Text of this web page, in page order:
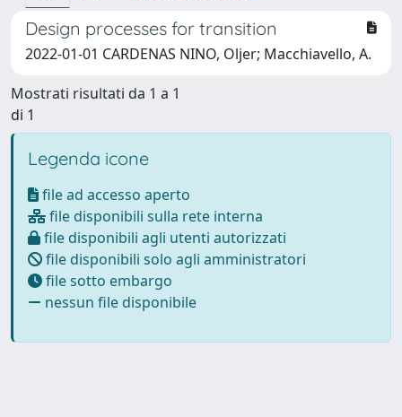
Design processes for transition
2022-01-01 CARDENAS NINO, Oljer; Macchiavello, A.
Mostrati risultati da 1 a 1
di 1
Legenda icone
file ad accesso aperto
file disponibili sulla rete interna
file disponibili agli utenti autorizzati
file disponibili solo agli amministratori
file sotto embargo
nessun file disponibile